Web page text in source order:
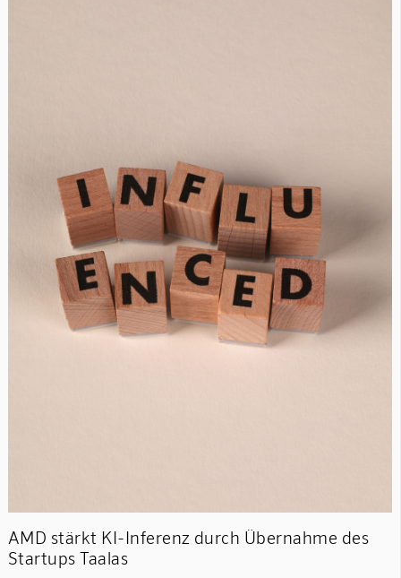
AMD stärkt KI-Inferenz durch Übernahme des
Startups Taalas